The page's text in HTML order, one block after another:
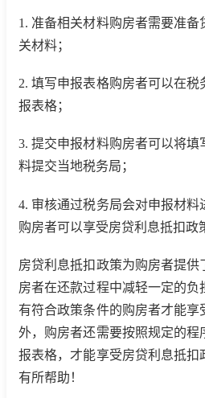
1. 准备相关材料购房者需要准备
关材料；
2. 填写申报表格购房者可以在
报表格；
3. 提交申报材料购房者可以将
料提交当地税务局；
4. 审核通过税务局会对申报材料
购房者可以享受房贷利息抵扣政
房贷利息抵扣政策为购房者提供
房者在还款过程中减轻一定的负
有符合政策条件的购房者才能享
外，购房者还需要按照规定的程
报表格，才能享受房贷利息抵扣
有所帮助！